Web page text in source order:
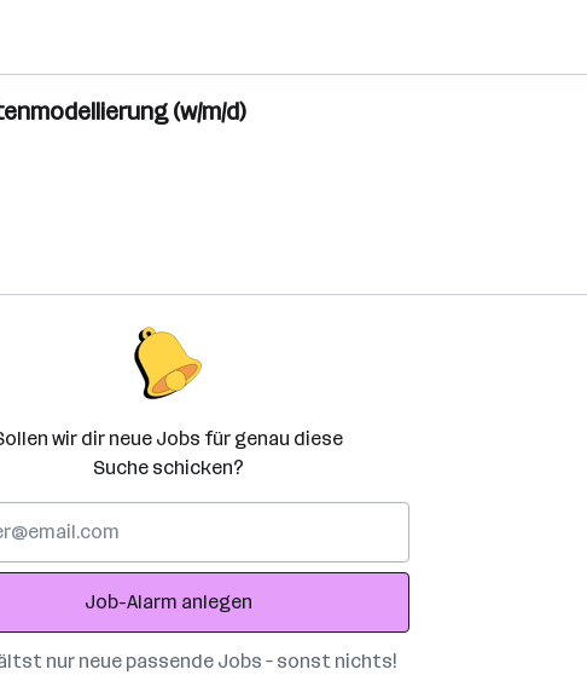
(w/m/d)
wir dir neue Jobs für genau diese
Suche schicken?
Job-Alarm anlegen
nur neue passende Jobs – sonst nichts!